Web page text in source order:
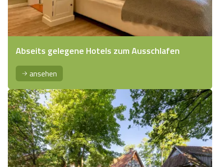
Abseits gelegene Hotels zum Ausschlafen
ansehen